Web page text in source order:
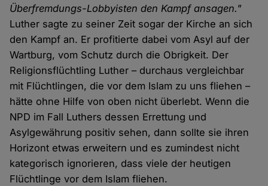
Überfremdungs-Lobbyisten den Kampf ansagen."
Luther sagte zu seiner Zeit sogar der Kirche an sich
den Kampf an. Er profitierte dabei vom Asyl auf der
Wartburg, vom Schutz durch die Obrigkeit. Der
Religionsflüchtling Luther – durchaus vergleichbar
mit Flüchtlingen, die vor dem Islam zu uns fliehen –
hätte ohne Hilfe von oben nicht überlebt. Wenn die
NPD im Fall Luthers dessen Errettung und
Asylgewährung positiv sehen, dann sollte sie ihren
Horizont etwas erweitern und es zumindest nicht
kategorisch ignorieren, dass viele der heutigen
Flüchtlinge vor dem Islam fliehen.